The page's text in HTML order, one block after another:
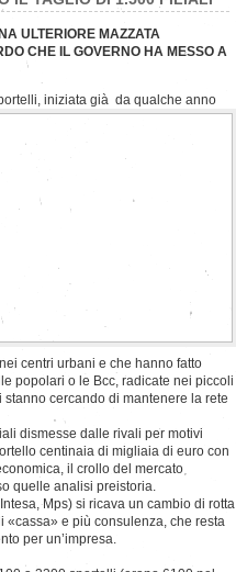
ULTERIORE MAZZATA
CHE IL GOVERNO HA MESSO A
iniziata già da qualche anno
centri urbani e che hanno fatto
popolari o le Bcc, radicate nei piccoli
cercando di mantenere la rete
dismesse dalle rivali per motivi
centinaia di migliaia di euro con
il crollo del mercato
quelle analisi preistoria.
Mps) si ricava un cambio di rotta
e più consulenza, che resta
per un’impresa.